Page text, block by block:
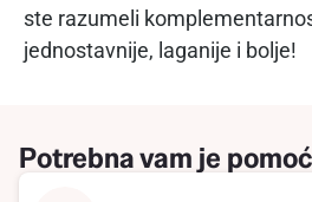
ste razumeli
jednostavnije, laganije i bolje!
Potrebna vam je